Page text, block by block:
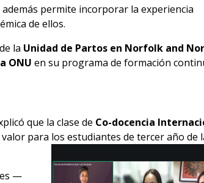
permite incorporar la experiencia
de ellos.
la Unidad de Partos en Norfolk and
ONU en su programa de formación
que la clase de Co-docencia
para los estudiantes de tercer año de
—